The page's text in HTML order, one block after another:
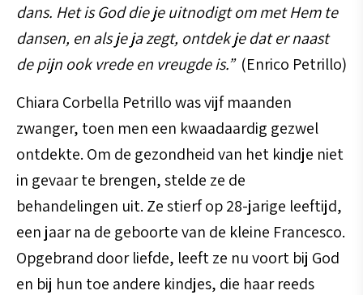
dans. Het is God die je uitnodigt om met Hem te
dansen, en als je ja zegt, ontdek je dat er naast
de pijn ook vrede en vreugde is.”(Enrico Petrillo)
Chiara Corbella Petrillo was vijf maanden
zwanger, toen men een kwaadaardig gezwel
ontdekte. Om de gezondheid van het kindje niet
in gevaar te brengen, stelde ze de
behandelingen uit. Ze stierf op 28-jarige leeftijd,
een jaar na de geboorte van de kleine Francesco.
Opgebrand door liefde, leeft ze nu voort bij God
en bij hun toe andere kindjes, die haar reeds